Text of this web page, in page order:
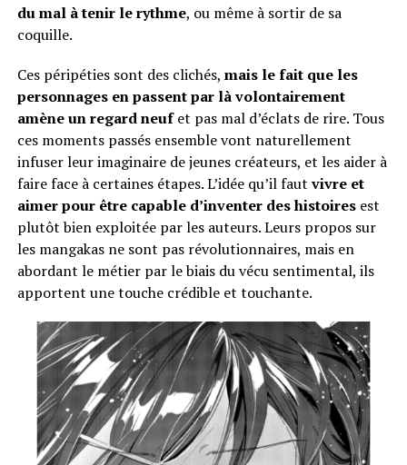
du mal à tenir le rythme, ou même à sortir de sa
coquille.
Ces péripéties sont des clichés, mais le fait que les
personnages en passent par là volontairement
amène un regard neufet pas mal d’éclats de rire. Tous
ces moments passés ensemble vont naturellement
infuser leur imaginaire de jeunes créateurs, et les aider à
faire face à certaines étapes. L’idée qu’il fautvivre et
aimer pour être capable d’inventer des histoiresest
plutôt bien exploitée par les auteurs. Leurs propos sur
les mangakas ne sont pas révolutionnaires, mais en
abordant le métier par le biais du vécu sentimental, ils
apportent une touche crédible et touchante.